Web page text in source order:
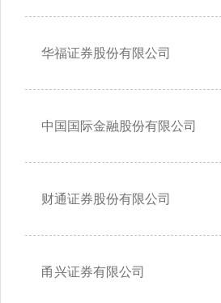
华福证券股份有限公司
中国国际金融股份有限公司
财通证券股份有限公司
甬兴证券有限公司